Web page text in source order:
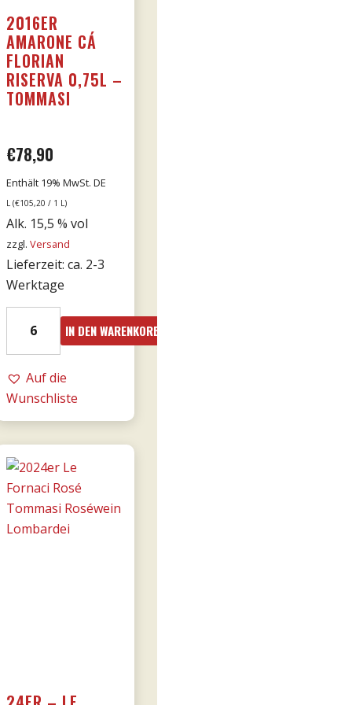
2016ER
AMARONE CÁ
FLORIAN
RISERVA 0,75L –
TOMMASI
€78,90
Enthält 19% MwSt. DE
L (€105,20 / 1 L)
Alk. 15,5 % vol
zzgl. Versand
Lieferzeit: ca. 2-3
Werktage
Amarone
Cá
Florian
RISERVA
0,75l
Tommasi
Menge
IN DEN WARENKORB
Auf die
Wunschliste